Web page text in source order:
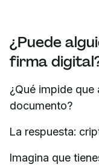
¿Puede
firma
¿Qué impide
documento?
La respuesta:
Imagina que